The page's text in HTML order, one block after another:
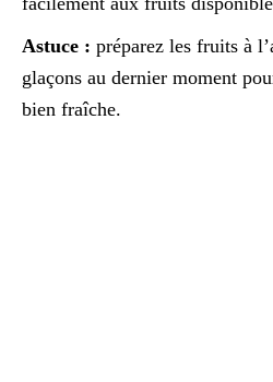
Astuce : préparez les fruits à
glaçons au dernier moment
bien fraîche.